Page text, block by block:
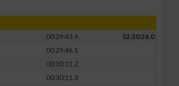
00:29:43.4
02:30:26.0
00:29:46.1
00:30:11.2
00:30:11.3